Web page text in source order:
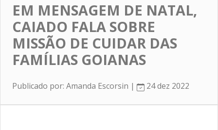
EM MENSAGEM DE NATAL,
CAIADO FALA SOBRE
MISSÃO DE CUIDAR DAS
FAMÍLIAS GOIANAS
Publicado por: Amanda Escorsin | 24 dez 2022